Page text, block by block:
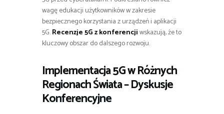
wagę edukacji użytkowników w zakresie
bezpiecznego korzystania z urządzeń i aplikacji
5G.Recenzje 5G z konferencjiwskazują, że to
kluczowy obszar do dalszego rozwoju.
Implementacja 5G w Różnych
Regionach Świata – Dyskusje
Konferencyjne